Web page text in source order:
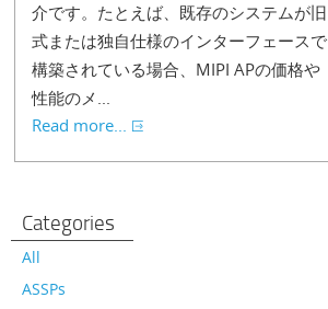
介です。たとえば、既存のシステムが旧
式または独自仕様のインターフェースで
構築されている場合、MIPI APの価格や
性能のメ...
Read more...
Categories
All
ASSPs